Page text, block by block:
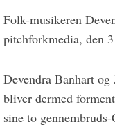
Folk-musikeren
pitchforkmedia, den
Devendra Banhart
bliver dermed
sine to